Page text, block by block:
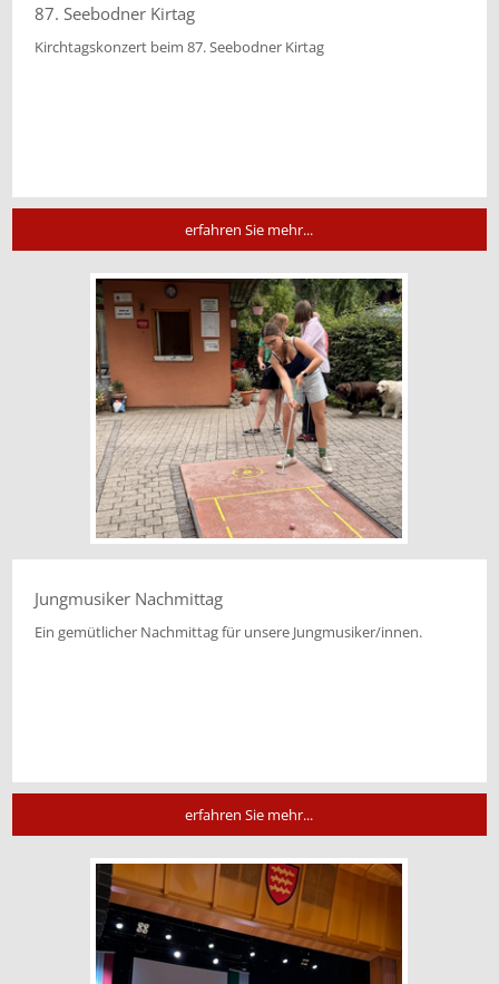
87. Seebodner Kirtag
Kirchtagskonzert beim 87. Seebodner Kirtag
erfahren Sie mehr...
Jungmusiker Nachmittag
Ein gemütlicher Nachmittag für unsere Jungmusiker/innen.
erfahren Sie mehr...